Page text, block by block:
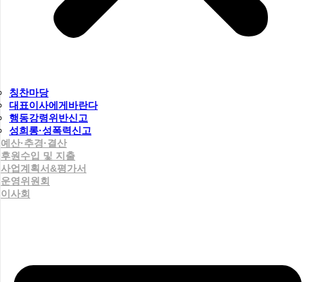
칭찬마당
대표이사에게바란다
행동강령위반신고
성희롱·성폭력신고
예산·추경·결산
후원수입 및 지출
사업계획서&평가서
운영위원회
이사회